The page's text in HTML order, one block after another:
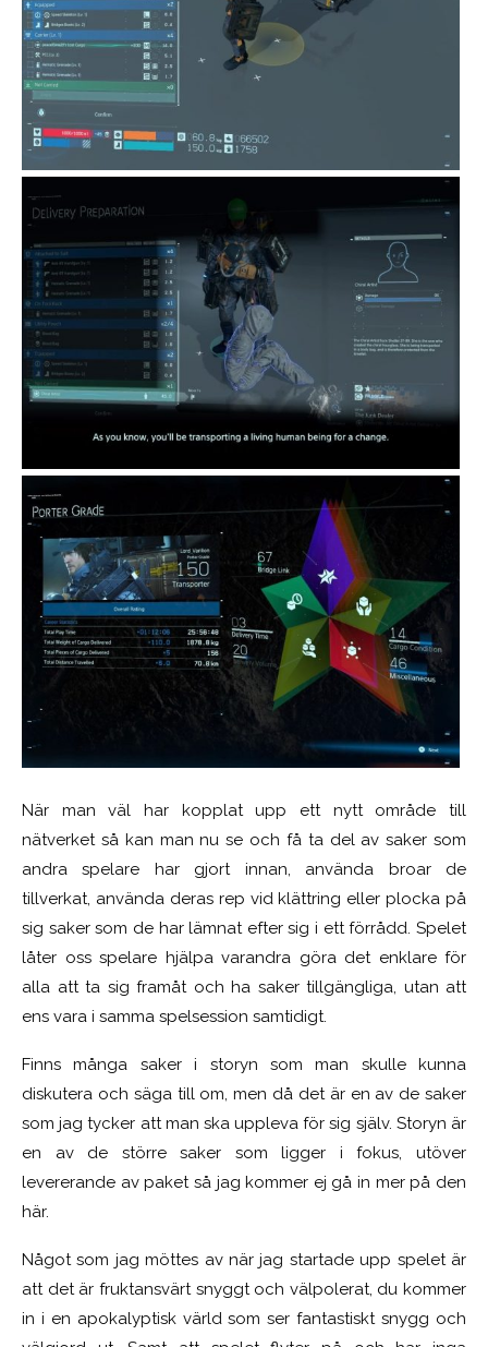
När man väl har kopplat upp ett nytt område till
nätverket så kan man nu se och få ta del av saker som
andra spelare har gjort innan, använda broar de
tillverkat, använda deras rep vid klättring eller plocka på
sig saker som de har lämnat efter sig i ett förrådd. Spelet
låter oss spelare hjälpa varandra göra det enklare för
alla att ta sig framåt och ha saker tillgängliga, utan att
ens vara i samma spelsession samtidigt.
Finns många saker i storyn som man skulle kunna
diskutera och säga till om, men då det är en av de saker
som jag tycker att man ska uppleva för sig själv. Storyn är
en av de större saker som ligger i fokus, utöver
levererande av paket så jag kommer ej gå in mer på den
här.
Något som jag möttes av när jag startade upp spelet är
att det är fruktansvärt snyggt och välpolerat, du kommer
in i en apokalyptisk värld som ser fantastiskt snygg och